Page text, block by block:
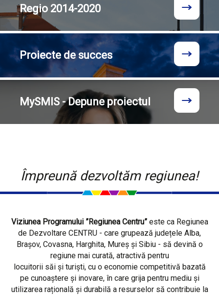
Regio 2014-2020
Proiecte de succes
MySMIS - Depune proiectul
Împreună dezvoltăm regiunea!
Viziunea Programului ”Regiunea Centru”este ca Regiunea
de Dezvoltare CENTRU - care grupează județele Alba,
Brașov, Covasna, Harghita, Mureș și Sibiu - să devină o
regiune mai curată, atractivă pentru
locuitorii săi și turiști, cu o economie competitivă bazată
pe cunoaștere și inovare, în care grija pentru mediu și
utilizarea rațională și durabilă a resurselor să contribuie la